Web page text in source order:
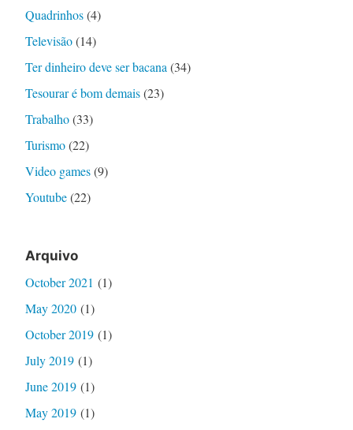
Quadrinhos(4)
Televisão(14)
Ter dinheiro deve ser bacana (34)
Tesourar é bom demais(23)
Trabalho(33)
Turismo(22)
Video games(9)
Youtube(22)
Arquivo
October 2021 (1)
May 2020(1)
October 2019(1)
July 2019(1)
June 2019(1)
May 2019(1)